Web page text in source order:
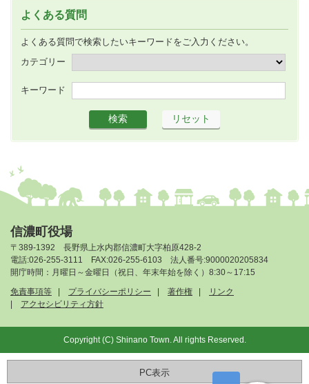
よくある質問
よくある質問で検索したいキーワードをご入力ください。
カテゴリー
キーワード
信濃町役場
〒389-1392 長野県上水内郡信濃町大字柏原428-2
電話:026-255-3111 FAX:026-255-6103 法人番号:9000020205834
開庁時間：月曜日～金曜日（祝日、年末年始を除く）8:30～17:15
免責事項等
プライバシーポリシー 著作権
リンク
アクセシビリティ方針
Copyright (C) Shinano Town. All rights Reserved.
PC表示